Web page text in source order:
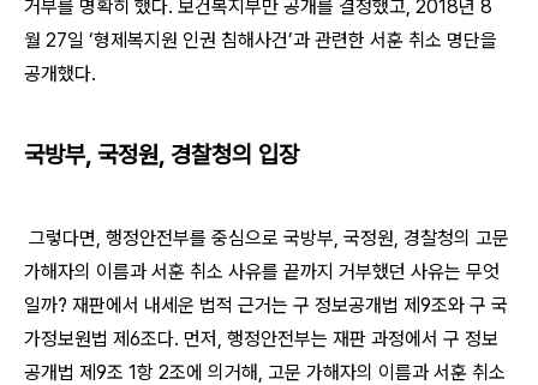
거부를 명확히 했다. 보건복지부만 공개를 결정했고, 2018년 8
월 27일 ‘형제복지원 인권 침해사건’과 관련한 서훈 취소 명단을
공개했다.
국방부, 국정원, 경찰청의 입장
그렇다면, 행정안전부를 중심으로 국방부, 국정원, 경찰청의 고문
가해자의 이름과 서훈 취소 사유를 끝까지 거부했던 사유는 무엇
일까? 재판에서 내세운 법적 근거는 구 정보공개법 제9조와 구 국
가정보원법 제6조다. 먼저 , 행정안전부는 재판 과정에서 구 정보
공개법 제9조 1항 2조에 의거해, 고문 가해자의 이름과 서훈 취소